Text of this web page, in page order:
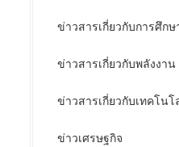
ข่าวสารเกี่ยวกับการศึกษ
ข่าวสารเกี่ยวกับพลังงาน
ข่าวสารเกี่ยวกับเทคโนโ
ข่าวเศรษฐกิจ